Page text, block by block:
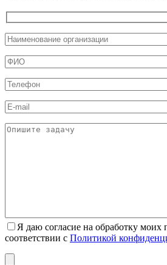
Я даю согласие на обработку
соответствии с Политикой